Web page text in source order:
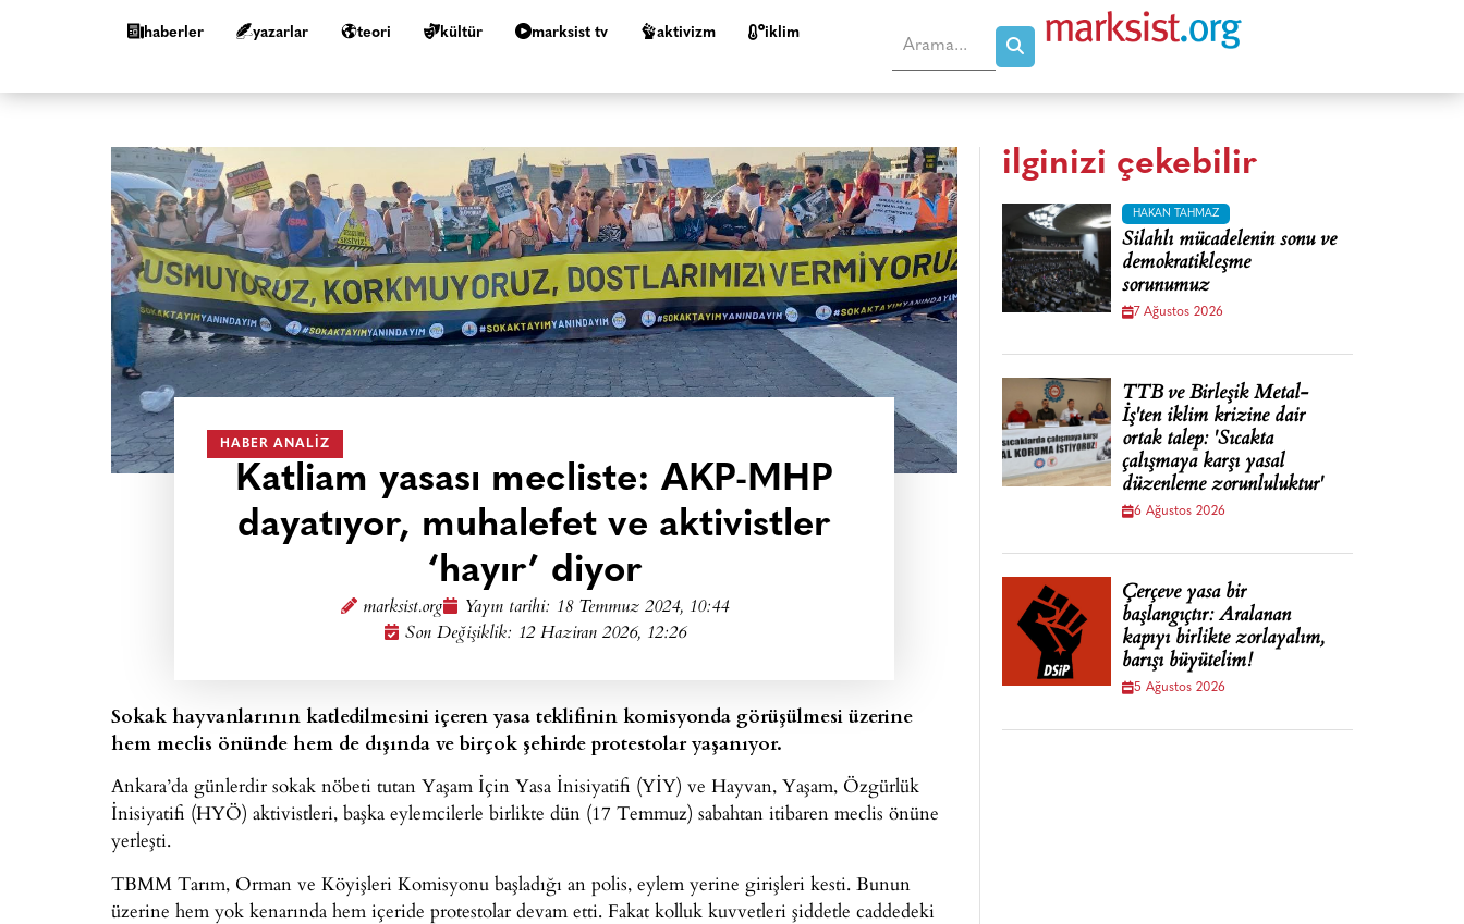
haberler yazarlar teori kültür marksist tv aktivizm i̇klim
HABER ANALIZ
Katliam yasası mecliste: AKP-MHP
dayatıyor, muhalefet ve aktivistler
‘hayır’ diyor
marksist.org Yayın tarihi: 18 Temmuz 2024, 10:44
Son Değişiklik: 12 Haziran 2026, 12:26
Sokak hayvanlarının katledilmesini içeren yasa teklifinin komisyonda görüşülmesi üzerine
hem meclis önünde hem de dışında ve birçok şehirde protestolar yaşanıyor.
Ankara’da günlerdir sokak nöbeti tutan Yaşam İçin Yasa İnisiyatifi (YİY) ve Hayvan, Yaşam, Özgürlük
İnisiyatifi (HYÖ) aktivistleri, başka eylemcilerle birlikte dün (17 Temmuz) sabahtan itibaren meclis önüne
yerleşti.
TBMM Tarım, Orman ve Köyişleri Komisyonu başladığı an polis, eylem yerine girişleri kesti. Bunun
üzerine hem yok kenarında hem içeride protestolar devam etti. Fakat kolluk kuvvetleri şiddetle caddedeki
ilginizi çekebilir
HAKAN TAHMAZ
Silahlı mücadelenin sonu ve
demokratikleşme
sorunumuz
7 Ağustos 2026
TTB ve Birleşik Metal-
İş'ten iklim krizine dair
ortak talep: 'Sıcakta
çalışmaya karşı yasal
düzenleme zorunluluktur'
6 Ağustos 2026
Çerçeve yasa bir
başlangıçtır: Aralanan
kapıyı birlikte zorlayalım,
barışı büyütelim!
5 Ağustos 2026